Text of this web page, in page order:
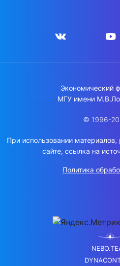
Экономический
МГУ имени
© 1996-
При использовании
сайте, ссылка на
Политика